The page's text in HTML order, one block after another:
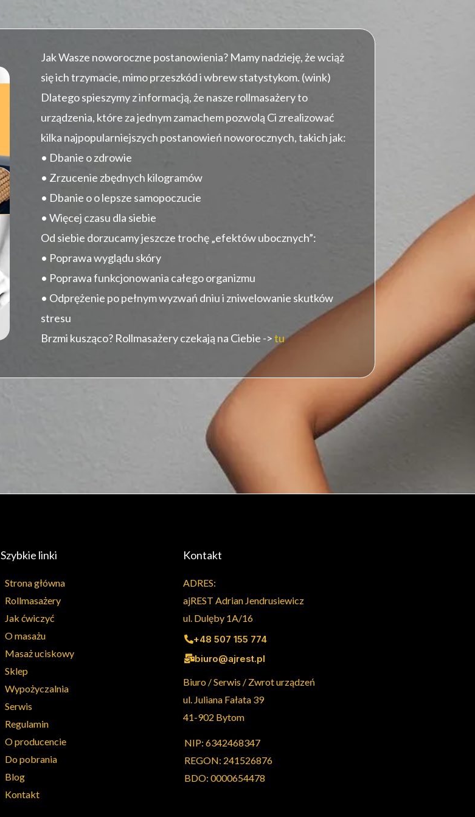
Jak Wasze noworoczne postanowienia? Mamy nadzieję, że wciąż
się ich trzymacie, mimo przeszkód i wbrew statystykom. (wink)
Dlatego spieszymy z informacją, że nasze rollmasażery to
urządzenia, które za jednym zamachem pozwolą Ci zrealizować
kilka najpopularniejszych postanowień noworocznych, takich jak:
• Dbanie o zdrowie
• Zrzucenie zbędnych kilogramów
• Dbanie o o lepsze samopoczucie
• Więcej czasu dla siebie
Od siebie dorzucamy jeszcze trochę „efektów ubocznych”:
• Poprawa wyglądu skóry
• Poprawa funkcjonowania całego organizmu
• Odprężenie po pełnym wyzwań dniu i zniwelowanie skutków
stresu
Brzmi kusząco? Rollmasażery czekają na Ciebie ->tu
Szybkie linki
Strona główna
Rollmasażery
Jak ćwiczyć
O masażu
Masaż uciskowy
Sklep
Wypożyczalnia
Serwis
Regulamin
O producencie
Do pobrania
Blog
Kontakt
Kontakt
ADRES:
ajREST Adrian Jendrusiewicz
ul. Dulęby 1A/16
+48 507 155 774
biuro@ajrest.pl
Biuro / Serwis / Zwrot urządzeń
ul. Juliana Fałata 39
41-902 Bytom
NIP: 6342468347
REGON: 241526876
BDO: 0000654478